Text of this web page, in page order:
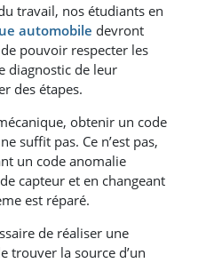
travail, nos étudiants en
automobile devront
pouvoir respecter les
diagnostic de leur
des étapes.
obtenir un code
suffit pas. Ce n’est pas,
un code anomalie
capteur et en changeant
est réparé.
de réaliser une
trouver la source d’un